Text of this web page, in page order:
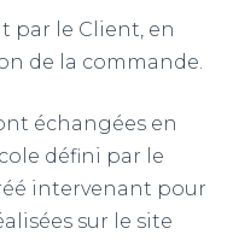
par le Client, en
de la commande.
échangées en
défini par le
intervenant pour
sur le site